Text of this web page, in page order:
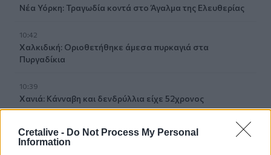
Cretalive - Do Not Process My Personal
Information
Νέα Υόρκη: Τραγωδία κοντά στο Άγαλμα της Ελευθερίας
10:42
Χαλκιδική: Οριοθετήθηκε άμεσα πυρκαγιά στα
Πυργαδίκια
10:39
Χανιά: Κάνναβη και δενδρύλλια είχε 52χρονος
Ταϊλάνδη: Στους 9 οι νεκροί από το μακελειό σε σχολείο